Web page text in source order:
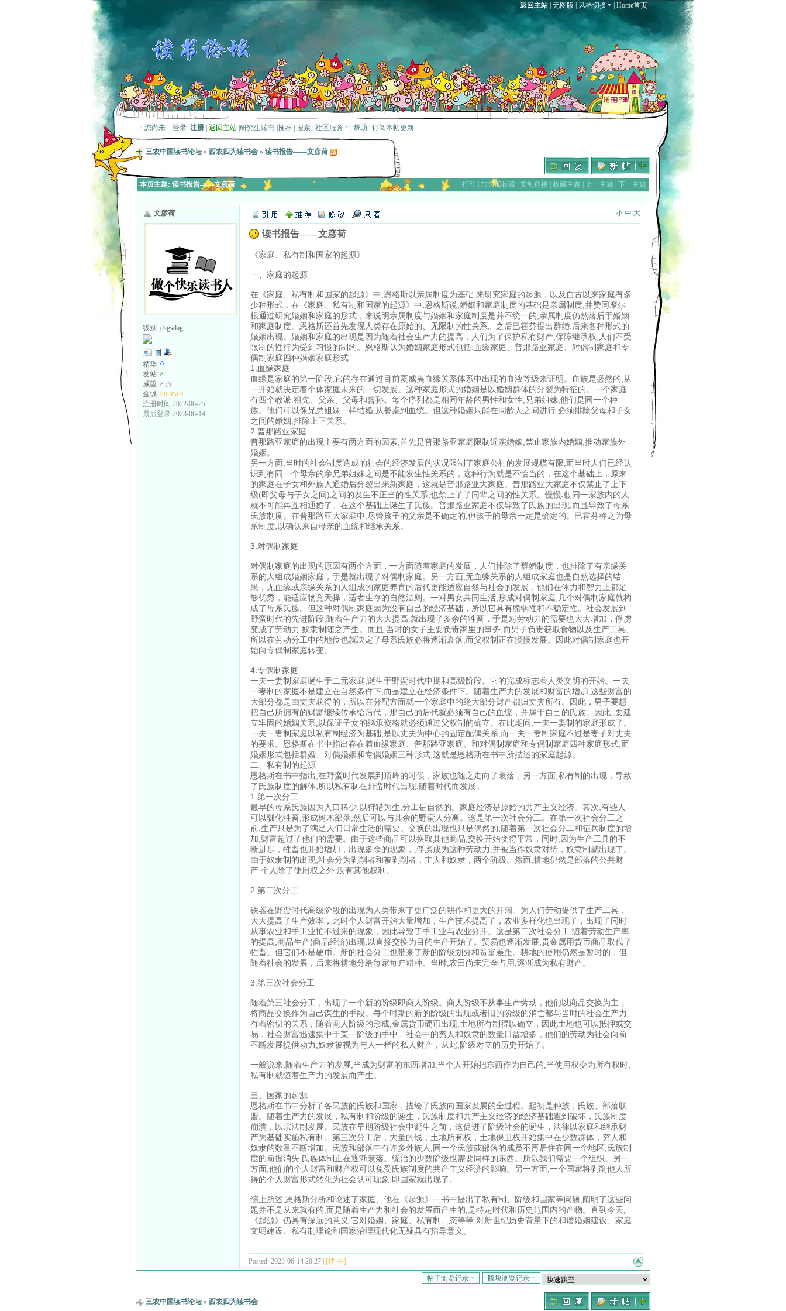
返回主站| 无图版 风格切换 Home首页
» 您尚未 登录 注册 返回主站 研究生读书 推荐 搜索 社区服务 帮助 订阅本帖更新
三农中国读书论坛 » 西农四为读书会 » 读书报告——文彦荷
本页主题: 读书报告——文彦荷 打印 | 加为IE收藏 |复制链接 |收藏主题 | 上一主题 |下一主题
文彦荷
级别: dsgsdag
精华: 0
发帖: 8
威望: 8 点
金钱: 80 RMB
注册时间:2022-06-25
最后登录:2023-06-14
小 中 大
读书报告——文彦荷
《家庭、私有制和国家的起源》
一、家庭的起源
在《家庭、私有制和国家的起源》中,恩格斯以亲属制度为基础,来研究家庭的起源，以及自古以来家庭有多
少种形式，在《家庭、私有制和国家的起源》中,恩格斯说,婚姻和家庭制度的基础是亲属制度,并赞同摩尔
根通过研究婚姻和家庭的形式，来说明亲属制度与婚姻和家庭制度是并不统一的,亲属制度仍然落后于婚姻
和家庭制度。恩格斯还首先发现人类存在原始的、无限制的性关系。之后巴霍芬提出群婚,后来各种形式的
婚姻出现。婚姻和家庭的出现是因为随着社会生产力的提高，人们为了保护私有财产,保障继承权,人们不受
限制的性行为受到习惯的制约。恩格斯认为婚姻家庭形式包括:血缘家庭、普那路亚家庭、对偶制家庭和专
偶制家庭四种婚姻家庭形式
1.血缘家庭
血缘是家庭的第一阶段,它的存在通过目前夏威夷血缘关系体系中出现的血液等级来证明。血族是必然的,从
一开始就决定着个体家庭未来的一切发展。这种家庭形式的婚姻是以婚姻群体的分裂为特征的。一个家庭
有四个教派:祖先、父亲、父母和曾孙。每个序列都是相同年龄的男性和女性,兄弟姐妹,他们是同一个种
族。他们可以像兄弟姐妹一样结婚,从餐桌到血统。但这种婚姻只能在同龄人之间进行,必须排除父母和子女
之间的婚姻,排除上下关系。
2.普那路亚家庭
普那路亚家庭的出现主要有两方面的因素,首先是普那路亚家庭限制近亲婚姻,禁止家族内婚姻,推动家族外
婚姻。
另一方面,当时的社会制度造成的社会的经济发展的状况限制了家庭公社的发展规模有限,而当时人们已经认
识到有同一个母亲的亲兄弟姐妹之间是不能发生性关系的，这种行为就是不恰当的，在这个基础上，原来
的家庭在子女和外族人通婚后分裂出来新家庭，这就是普那路亚大家庭。普那路亚大家庭不仅禁止了上下
级(即父母与子女之间)之间的发生不正当的性关系,也禁止了了同辈之间的性关系。慢慢地,同一家族内的人
就不可能再互相通婚了。在这个基础上诞生了氏族。普那路亚家庭不仅导致了氏族的出现,而且导致了母系
氏族制度。在普那路亚大家庭中,尽管孩子的父亲是不确定的,但孩子的母亲一定是确定的。巴霍芬称之为母
系制度,以确认来自母亲的血统和继承关系。
3.对偶制家庭
对偶制家庭的出现的原因有两个方面，一方面随着家庭的发展，人们排除了群婚制度，也排除了有亲缘关
系的人组成婚姻家庭，于是就出现了对偶制家庭。另一方面,无血缘关系的人组成家庭也是自然选择的结
果，无血缘或亲缘关系的人组成的家庭养育的后代更能适应自然与社会的发展，他们在体力和智力上都足
够优秀，能适应物竞天择，适者生存的自然法则。一对男女共同生活,形成对偶制家庭,几个对偶制家庭就构
成了母系氏族。但这种对偶制家庭因为没有自己的经济基础，所以它具有脆弱性和不稳定性。社会发展到
野蛮时代的先进阶段,随着生产力的大大提高,就出现了多余的牲畜，于是对劳动力的需要也大大增加，俘虏
变成了劳动力,奴隶制随之产生。而且,当时的女子主要负责家里的事务,而男子负责获取食物以及生产工具,
所以在劳动分工中的地位也就决定了母系氏族必将逐渐衰落,而父权制正在慢慢发展。因此对偶制家庭也开
始向专偶制家庭转变。
4.专偶制家庭
一夫一妻制家庭诞生于二元家庭,诞生于野蛮时代中期和高级阶段。它的完成标志着人类文明的开始。一夫
一妻制的家庭不是建立在自然条件下,而是建立在经济条件下。随着生产力的发展和财富的增加,这些财富的
大部分都是由丈夫获得的，所以在分配方面就一个家庭中的绝大部分财产都归丈夫所有。因此，男子要想
把自己所拥有的财富继续传承给后代，那自己的后代就必须有自己的血统，并属于自己的氏族。因此,,要建
立牢固的婚姻关系,以保证子女的继承资格就必须通过父权制的确立。在此期间,一夫一妻制的家庭形成了。
一夫一妻制家庭以私有制经济为基础,是以丈夫为中心的固定配偶关系,而一夫一妻制家庭不过是妻子对丈夫
的要求。恩格斯在书中指出存在着血缘家庭、普那路亚家庭、和对偶制家庭和专偶制家庭四种家庭形式,而
婚姻形式包括群婚、对偶婚姻和专偶婚姻三种形式,这就是恩格斯在书中所描述的家庭起源。
二、私有制的起源
恩格斯在书中指出,在野蛮时代发展到顶峰的时候，家族也随之走向了衰落，另一方面,私有制的出现，导致
了氏族制度的解体,所以私有制在野蛮时代出现,随着时代而发展。
1.第一次分工
最早的母系氏族因为人口稀少,以狩猎为生,分工是自然的。家庭经济是原始的共产主义经济。其次,有些人
可以驯化牲畜,形成树木部落,然后可以与其余的野蛮人分离。这是第一次社会分工。在第一次社会分工之
前,生产只是为了满足人们日常生活的需要。交换的出现也只是偶然的,随着第一次社会分工和征兵制度的增
加,财富超过了他们的需要。由于这些商品可以换取其他商品,交换开始变得平常，同时,因为生产工具的不
断进步，牲畜也开始增加，出现多余的现象，,俘虏成为这种劳动力,并被当作奴隶对待，奴隶制就出现了。
由于奴隶制的出现,社会分为剥削者和被剥削者，主人和奴隶，两个阶级。然而,耕地仍然是部落的公共财
产,个人除了使用权之外,没有其他权利。
2.第二次分工
铁器在野蛮时代高级阶段的出现为人类带来了更广泛的耕作和更大的开阔。为人们劳动提供了生产工具，
大大提高了生产效率，此时个人财富开始大量增加，生产技术提高了，农业多样化也出现了，出现了同时
从事农业和手工业忙不过来的现象，因此导致了手工业与农业分开。这是第二次社会分工,随着劳动生产率
的提高,商品生产(商品经济)出现,以直接交换为目的生产开始了。贸易也逐渐发展,贵金属用货币商品取代了
牲畜。但它们不是硬币。新的社会分工也带来了新的阶级划分和贫富差距。耕地的使用仍然是暂时的，但
随着社会的发展，后来将耕地分给每家每户耕种。当时,农田尚未完全占用,逐渐成为私有财产。
3.第三次社会分工
随着第三社会分工，出现了一个新的阶级即商人阶级。商人阶级不从事生产劳动，他们以商品交换为主，
将商品交换作为自己谋生的手段。每个时期的新的阶级的出现或者旧的阶级的消亡都与当时的社会生产力
有着密切的关系，随着商人阶级的形成,金属货币硬币出现,土地所有制得以确立，因此土地也可以抵押或交
易，社会财富迅速集中于某一阶级的手中，社会中的穷人和奴隶的数量日益增多，他们的劳动为社会向前
不断发展提供动力,奴隶被视为与人一样的私人财产，从此,阶级对立的历史开始了。
一般说来,随着生产力的发展,当成为财富的东西增加,当个人开始把东西作为自己的,当使用权变为所有权时,
私有制就随着生产力的发展而产生。
三、国家的起源
恩格斯在书中分析了各民族的氏族和国家，描绘了氏族向国家发展的全过程。起初是种族，氏族、部落联
盟。随着生产力的发展，私有制和阶级的诞生，氏族制度和共产主义经济的经济基础遭到破坏，氏族制度
崩溃，以宗法制发展。民族在早期阶级社会中诞生之前，这促进了阶级社会的诞生，法律以家庭和继承财
产为基础实施私有制。第三次分工后，大量的钱，土地所有权，土地保卫权开始集中在少数群体，穷人和
奴隶的数量不断增加。氏族和部落中有许多外族人,同一个氏族或部落的成员不再居住在同一个地区,氏族制
度的前提消失,氏族体制正在逐渐衰落。统治的少数阶级也需要同样的东西。所以我们需要一个组织。另一
方面,他们的个人财富和财产权可以免受氏族制度的共产主义经济的影响。另一方面,一个国家将剥削他人所
得的个人财富形式转化为社会认可现象,即国家就出现了。
综上所述,恩格斯分析和论述了家庭、他在《起源》一书中提出了私有制、阶级和国家等问题,阐明了这些问
题并不是从来就有的,而是随着生产力和社会的发展而产生的,是特定时代和历史范围内的产物。直到今天,
《起源》仍具有深远的意义,它对婚姻、家庭、私有制、态等等,对新世纪历史背景下的和谐婚姻建设、家庭
文明建设、私有制理论和国家治理现代化无疑具有指导意义。
Posted: 2023-06-14 20:27 | [楼 主]
帖子浏览记录 版块浏览记录
三农中国读书论坛 » 西农四为读书会